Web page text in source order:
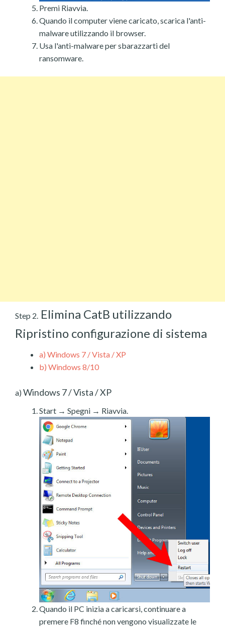
Premi Riavvia.
Quando il computer viene caricato, scarica l'anti-
malware utilizzando il browser.
Usa l'anti-malware per sbarazzarti del
ransomware.
Step 2. Elimina CatB utilizzando
Ripristino configurazione di sistema
a) Windows 7 / Vista / XP
b) Windows 8/10
a) Windows 7 / Vista / XP
Start → Spegni → Riavvia.
Quando il PC inizia a caricarsi, continuare a
premere F8 finché non vengono visualizzate le